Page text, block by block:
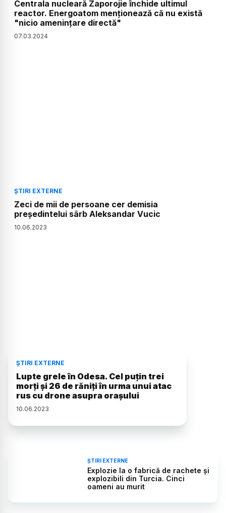
Centrala nucleară Zaporojie închide ultimul
reactor. Energoatom menționează că nu există
"nicio amenințare directă"
07.03.2024
ȘTIRI EXTERNE
Zeci de mii de persoane cer demisia
președintelui sârb Aleksandar Vucic
10.06.2023
ȘTIRI EXTERNE
Lupte grele în Odesa. Cel puţin trei
morţi şi 26 de răniţi în urma unui atac
rus cu drone asupra oraşului
10.06.2023
ȘTIRI EXTERNE
Explozie la o fabrică de rachete și
explozibili din Turcia. Cinci
oameni au murit